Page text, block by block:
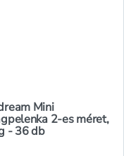
Mini
2-es méret,
- 36 db